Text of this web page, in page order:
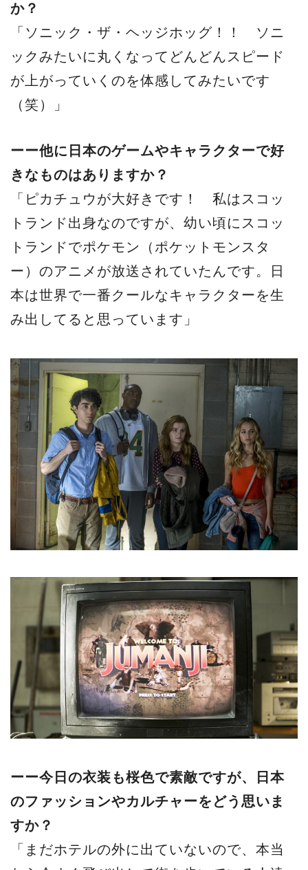
か？
「ソニック・ザ・ヘッジホッグ！！ ソニ
ックみたいに丸くなってどんどんスピード
が上がっていくのを体感してみたいです
（笑）」
ーー他に日本のゲームやキャラクターで好
きなものはありますか？
「ピカチュウが大好きです！ 私はスコッ
トランド出身なのですが、幼い頃にスコッ
トランドでポケモン（ポケットモンスタ
ー）のアニメが放送されていたんです。日
本は世界で一番クールなキャラクターを生
み出してると思っています」
ーー今日の衣装も桜色で素敵ですが、日本
のファッションやカルチャーをどう思いま
すか？
「まだホテルの外に出ていないので、本当